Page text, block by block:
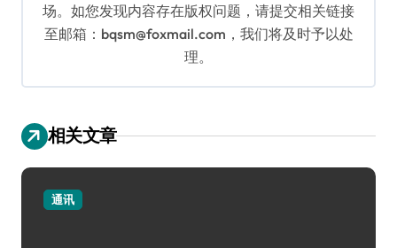
场。如您发现内容存在版权问题，请提交相关链接
至邮箱：bqsm@foxmail.com，我们将及时予以处
理。
相关文章
通讯